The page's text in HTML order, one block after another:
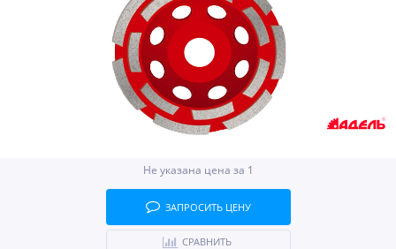
Не указана цена за 1
ЗАПРОСИТЬ ЦЕНУ
СРАВНИТЬ